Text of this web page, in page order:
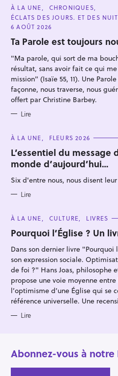
C
A
T
E
O
R
E
À LA UNE
CHRONIQUES
ÉCLATS DES JOURS. ET DES
6 AOÛT 2026
Ta Parole est toujours
"Ma parole, qui sort de ma
résultat, sans avoir fait ce qui
mission" (Isaïe 55, 11). Une
façonne, nous traverse, nous
offert par Christine Barbey.
Lire
C
T
E
G
O
R
I
S
À LA UNE FLEURS 2026
L’essentiel du message
monde d’aujourd’hui…
Six d'entre nous, nous disent
Lire
C
T
E
O
I
E
S
À LA UNE CULTURE LIVRES
Pourquoi l’Église ? Un
Dans son dernier livre "Pourquoi
son expression sociale.
de foi ?" Hans Joas, philosophe
propose une voie moyenne
l’optimisme d’une Église qui se
référence universelle. Une
Lire
Abonnez-vous à notre